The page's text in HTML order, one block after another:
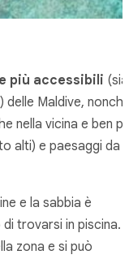
più accessibili (sia
Maldive,
nella vicina e ben
alti) e paesaggi da
e la sabbia è
trovarsi in piscina.
zona e si può